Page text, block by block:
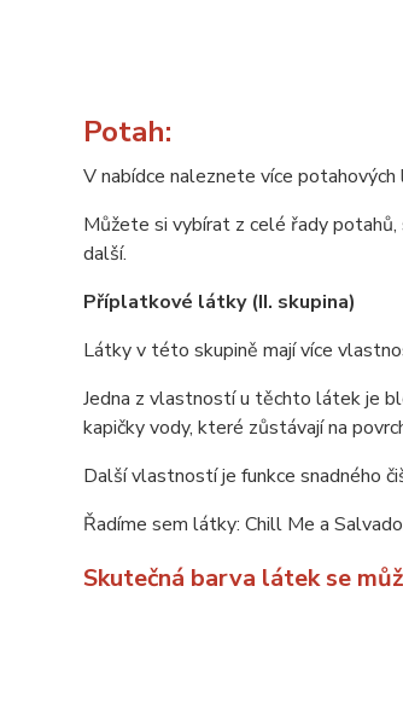
Potah:
V nabídce naleznete více
Můžete si vybírat z celé řady
další.
Příplatkové látky (II. skupina)
Látky v této skupině mají více
Jedna z vlastností u těchto látek je
kapičky vody, které zůstávají na
Další vlastností je funkce snadného
Řadíme sem látky: Chill Me a
Skutečná barva látek se